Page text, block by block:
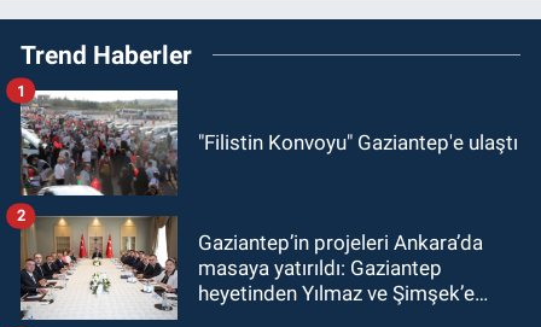
Trend Haberler
"Filistin Konvoyu" Gaziantep'e ulaştı
1
Gaziantep’in projeleri Ankara’da
masaya yatırıldı: Gaziantep
heyetinden Yılmaz ve Şimşek’e
2